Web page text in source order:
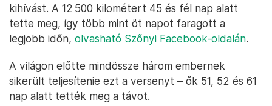
kihívást. A 12 500 kilométert 45 és fél nap alatt
tette meg, így több mint öt napot faragott a
legjobb időn, olvasható Szőnyi Facebook-oldalán.
A világon előtte mindössze három embernek
sikerült teljesítenie ezt a versenyt – ők 51, 52 és 61
nap alatt tették meg a távot.